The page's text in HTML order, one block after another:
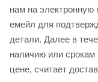
нам на электронную
емейл для
детали. Далее в
наличию или срокам
цене, считает